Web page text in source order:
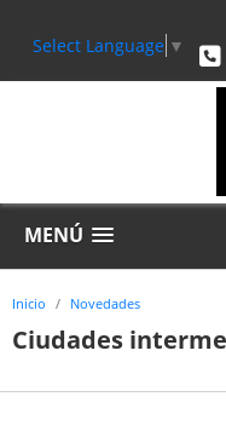
Select Language ▼
MENÚ
Inicio Novedades